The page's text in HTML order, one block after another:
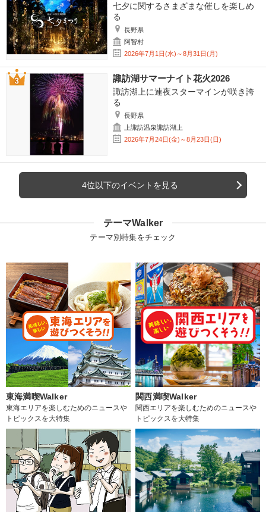
七夕に関するさまざまな催しを楽しめ
る
長野県
阿智村
2026年7月1日(水)～8月31日(月)
諏訪湖サマーナイト花火2026
諏訪湖上に連夜スターマインが咲き誇
る
長野県
上諏訪温泉諏訪湖上
2026年7月24日(金)～8月23日(日)
4位以下のイベントを見る
テーマWalker
テーマ別特集をチェック
東海満喫Walker
東海エリアを楽しむためのニュースや
トピックスを大特集
関西満喫Walker
関西エリアを楽しむためのニュースや
トピックスを大特集